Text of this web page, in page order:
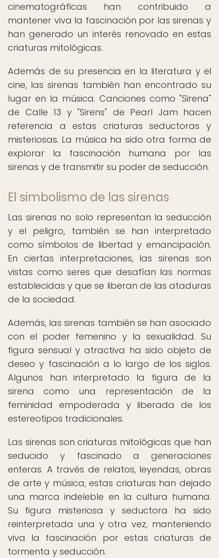
cinematográficas han contribuido a
mantener viva la fascinación por las sirenas y
han generado un interés renovado en estas
criaturas mitológicas.
Además de su presencia en la literatura y el
cine, las sirenas también han encontrado su
lugar en la música. Canciones como "Sirena"
de Calle 13 y "Sirens" de Pearl Jam hacen
referencia a estas criaturas seductoras y
misteriosas. La música ha sido otra forma de
explorar la fascinación humana por las
sirenas y de transmitir su poder de seducción.
El simbolismo de las sirenas
Las sirenas no solo representan la seducción
y el peligro, también se han interpretado
como símbolos de libertad y emancipación.
En ciertas interpretaciones, las sirenas son
vistas como seres que desafían las normas
establecidas y que se liberan de las ataduras
de la sociedad.
Además, las sirenas también se han asociado
con el poder femenino y la sexualidad. Su
figura sensual y atractiva ha sido objeto de
deseo y fascinación a lo largo de los siglos.
Algunos han interpretado la figura de la
sirena como una representación de la
feminidad empoderada y liberada de los
estereotipos tradicionales.
Las sirenas son criaturas mitológicas que han
seducido y fascinado a generaciones
enteras. A través de relatos, leyendas, obras
de arte y música, estas criaturas han dejado
una marca indeleble en la cultura humana.
Su figura misteriosa y seductora ha sido
reinterpretada una y otra vez, manteniendo
viva la fascinación por estas criaturas de
tormenta y seducción.